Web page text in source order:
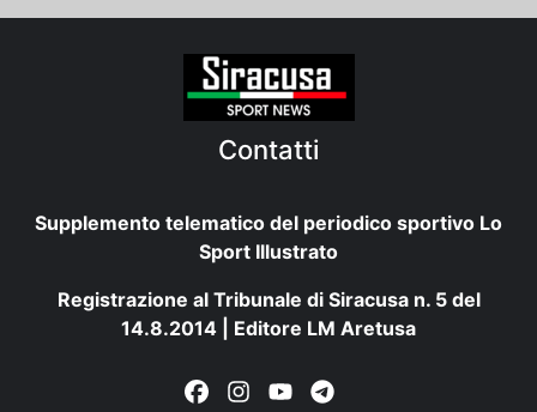
Contatti
Supplemento telematico del periodico sportivo Lo
Sport Illustrato
Registrazione al Tribunale di Siracusa n. 5 del
14.8.2014 | Editore LM Aretusa